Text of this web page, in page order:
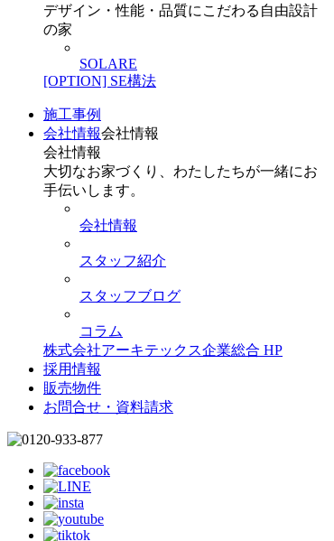
デザイン・性能・品質にこだわる自由設計
の家
SOLARE
[OPTION] SE構法
施工事例
会社情報会社情報
会社情報
大切なお家づくり、わたしたちが一緒にお
手伝いします。
会社情報
スタッフ紹介
スタッフブログ
コラム
株式会社アーキテックス企業総合 HP
採用情報
販売物件
お問合せ・資料請求